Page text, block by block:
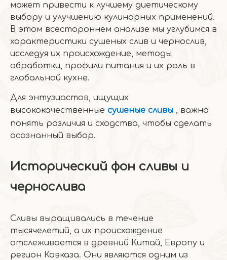
может привести к лучшему диетическому
выбору и улучшению кулинарных применений.
В этом всестороннем анализе мы углубимся в
характеристики сушеных слив и чернослив,
исследуя их происхождение, методы
обработки, профили питания и их роль в
глобальной кухне.
Для энтузиастов, ищущих
высококачественные сушеные сливы , важно
понять различия и сходства, чтобы сделать
осознанный выбор.
Исторический фон сливы и
чернослива
Сливы выращивались в течение
тысячелетий, а их происхождение
отслеживается в древний Китай, Европу и
регион Кавказа. Они являются одним из